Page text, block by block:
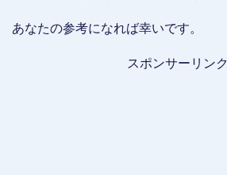
あなたの参考になれば幸いです。
スポンサーリンク